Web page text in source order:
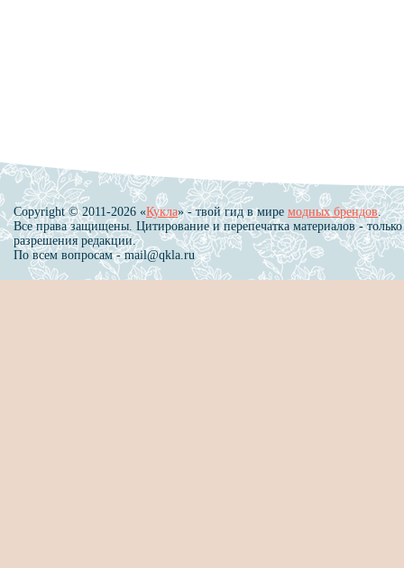
Copyright © 2011-2026 «Кукла» - твой гид в мире модных брендов.
Все права защищены. Цитирование и перепечатка материалов - только
разрешения редакции.
По всем вопросам - mail@qkla.ru